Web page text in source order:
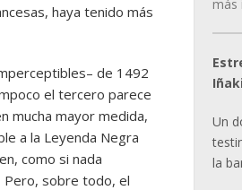
haya tenido más
de 1492
el tercero parece
mucha mayor medida,
a la Leyenda Negra
como si nada
Pero, sobre todo, el
más
Un
la